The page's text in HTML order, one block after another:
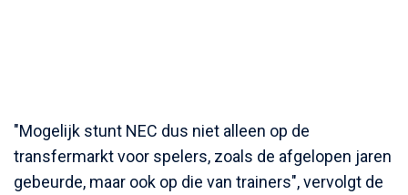
"Mogelijk stunt NEC dus niet alleen op de
transfermarkt voor spelers, zoals de afgelopen jaren
gebeurde, maar ook op die van trainers", vervolgt de